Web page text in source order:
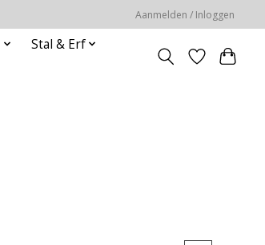
Aanmelden / Inloggen
Stal & Erf